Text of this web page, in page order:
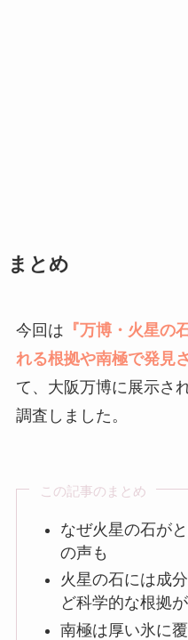
まとめ
今回は 『万博・火星の
れる根拠や南極で発見
て、大阪万博に展示さ
調査しました。
この記事のまとめ
なぜ火星の石が
の声も
火星の石には成
ど科学的な根拠
南極は厚い氷に